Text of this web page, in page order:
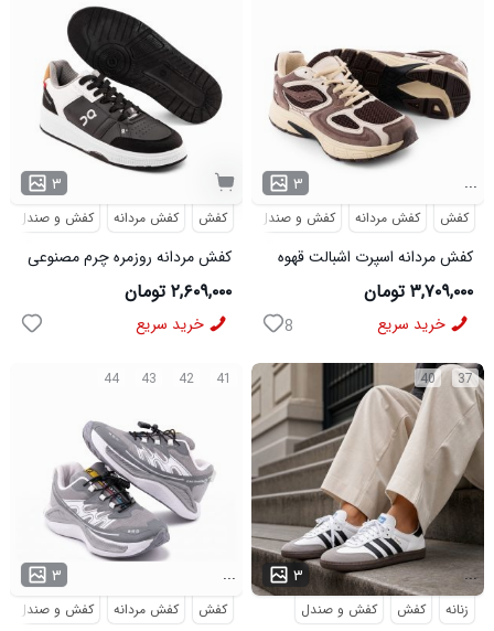
۳
کفش کفش مردانه کفش و صندل
کفش مردانه روزمره چرم مصنوعی
50920
۲,۶۰۹,۰۰۰ تومان
خرید سریع
۳ ...
کفش کفش مردانه کفش و صندل
کفش مردانه اسپرت اشبالت قهوه
ای Saucony مدل 50786
۳,۷۰۹,۰۰۰ تومان
خرید سریع 8
41
42
43
44
۳ ...
کفش کفش مردانه کفش و صندل
37
40
۳ ...
زنانه کفش کفش و صندل